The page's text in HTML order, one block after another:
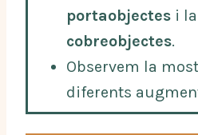
portaobjectes i
cobreobjectes.
Observem la
diferents